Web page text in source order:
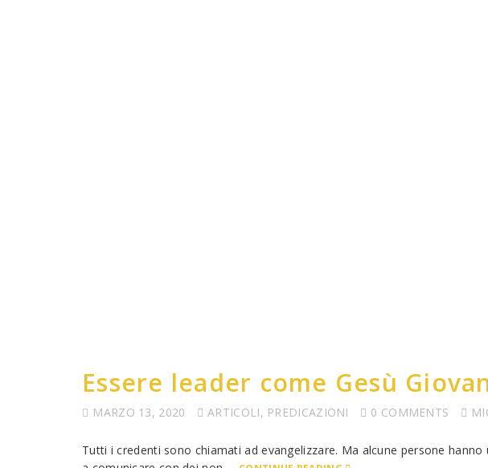
Essere leader come Gesù
MARZO 13, 2020 ARTICOLI, PREDICAZIONI 0 COMMENTS
Tutti i credenti sono chiamati ad evangelizzare. Ma alcune persone